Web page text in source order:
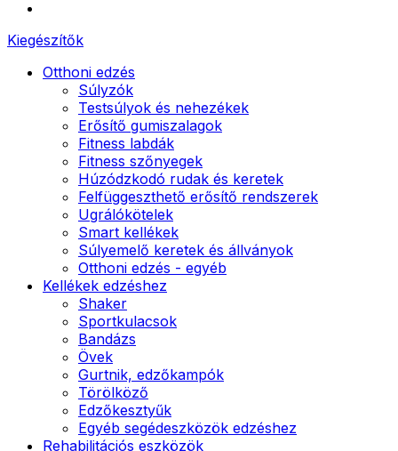
Kiegészítők
Otthoni edzés
Súlyzók
Testsúlyok és nehezékek
Erősítő gumiszalagok
Fitness labdák
Fitness szőnyegek
Húzódzkodó rudak és keretek
Felfüggeszthető erősítő rendszerek
Ugrálókötelek
Smart kellékek
Súlyemelő keretek és állványok
Otthoni edzés - egyéb
Kellékek edzéshez
Shaker
Sportkulacsok
Bandázs
Övek
Gurtnik, edzőkampók
Törölköző
Edzőkesztyűk
Egyéb segédeszközök edzéshez
Rehabilitációs eszközök